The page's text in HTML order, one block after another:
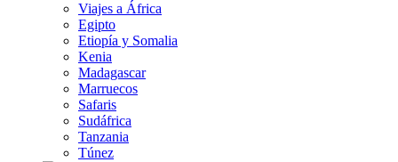
Viajes a África
Egipto
Etiopía y Somalia
Kenia
Madagascar
Marruecos
Safaris
Sudáfrica
Tanzania
Túnez